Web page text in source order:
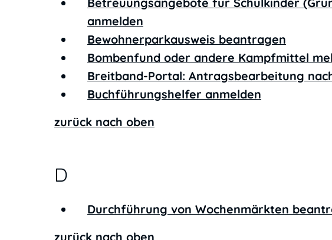
anmelden
Bewohnerparkausweis beantragen
Bombenfund oder andere Kampfmittel
Breitband-Portal: Antragsbearbeitung nach
Buchführungshelfer anmelden
zurück nach oben
D
Durchführung von Wochenmärkten
zurück nach oben